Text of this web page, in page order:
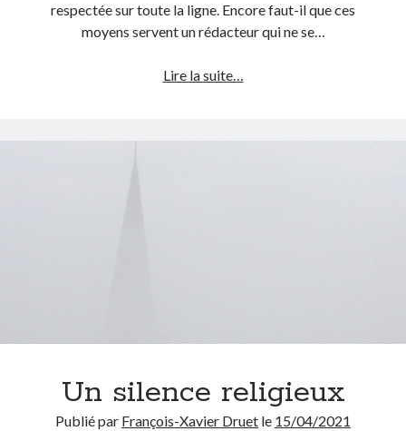
respectée sur toute la ligne. Encore faut-il que ces
moyens servent un rédacteur qui ne se…
Lire la suite…
Un silence religieux
Publié par François-Xavier Druet le 15/04/2021